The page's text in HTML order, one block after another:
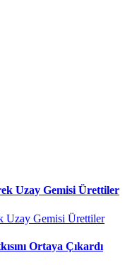
Uzay Gemisi Ürettiler
Ortaya Çıkardı